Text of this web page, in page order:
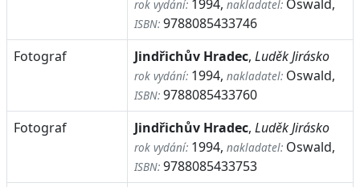
rok vydání: 1994, nakladatel: Oswald,
ISBN: 9788085433746
Fotograf
Jindřichův Hradec, Luděk Jirásko
rok vydání: 1994, nakladatel: Oswald,
ISBN: 9788085433760
Fotograf
Jindřichův Hradec, Luděk Jirásko
rok vydání: 1994, nakladatel: Oswald,
ISBN: 9788085433753